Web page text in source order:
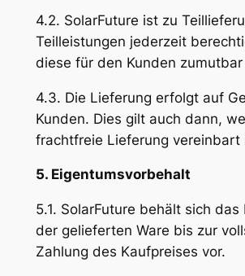
4.2. SolarFuture ist zu
Teilleistungen jederzeit
diese für den Kunden
4.3. Die Lieferung erfolgt auf
Kunden. Dies gilt auch dann,
frachtfreie Lieferung vereinbart
5. Eigentumsvorbehalt
5.1. SolarFuture behält sich das
der gelieferten Ware bis zur
Zahlung des Kaufpreises vor.